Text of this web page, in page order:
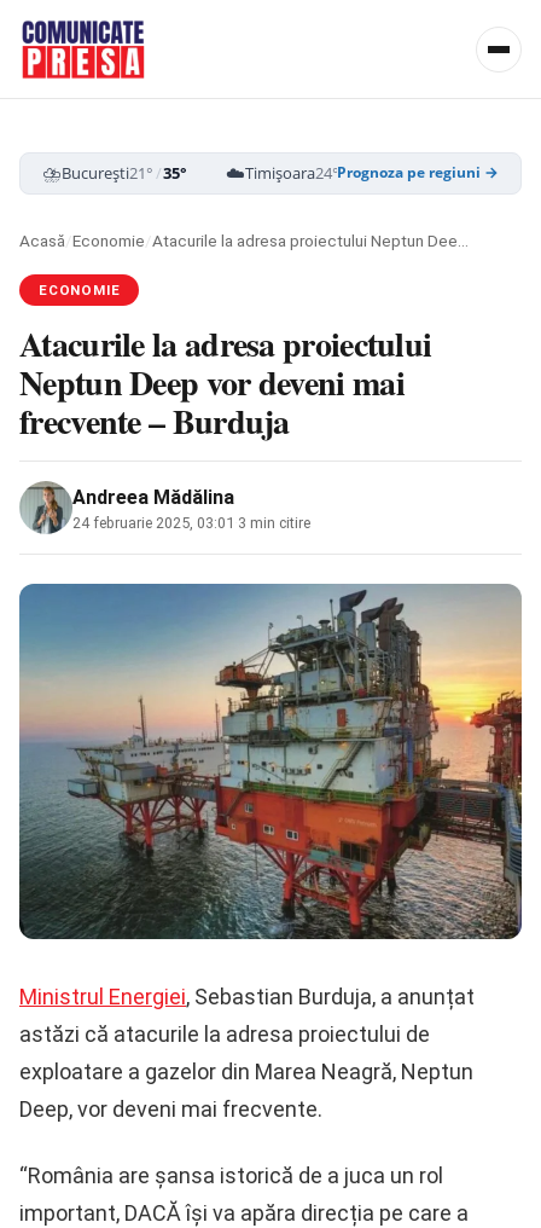
⛈️București21°/35° ☁️Timișoara24°/39° ⛈️Cluj-Napoca
Prognoza pe regiuni →
Acasă/Economie/
ECONOMIE
Atacurile la adresa proiectului
Neptun Deep vor deveni mai
frecvente – Burduja
Andreea Mădălina
24 februarie 2025, 03:01 3 min citire
Ministrul Energiei, Sebastian Burduja, a anunțat
astăzi că atacurile la adresa proiectului de
exploatare a gazelor din Marea Neagră, Neptun
Deep, vor deveni mai frecvente.
“România are șansa istorică de a juca un rol
important, DACĂ își va apăra direcția pe care a